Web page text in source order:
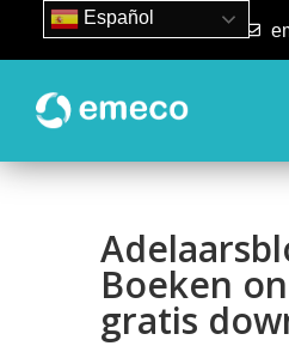
93 840 50 80
Boeken
gratis
Español